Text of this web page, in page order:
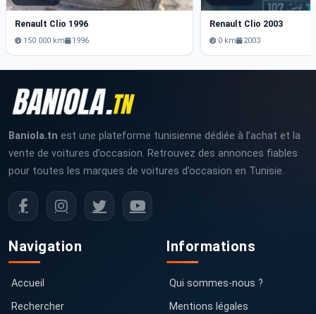
Renault Clio 1996
150 000 km 1996
Renault Clio 2003
0 km 2003
Baniola.tn est une plateforme tunisienne dédiée à l’achat et la
vente de voitures d’occasion. Retrouvez des annonces fiables
pour toutes les marques de voitures d’occasion en Tunisie.
Navigation
Accueil
Rechercher
Informations
Qui sommes-nous ?
Mentions légales